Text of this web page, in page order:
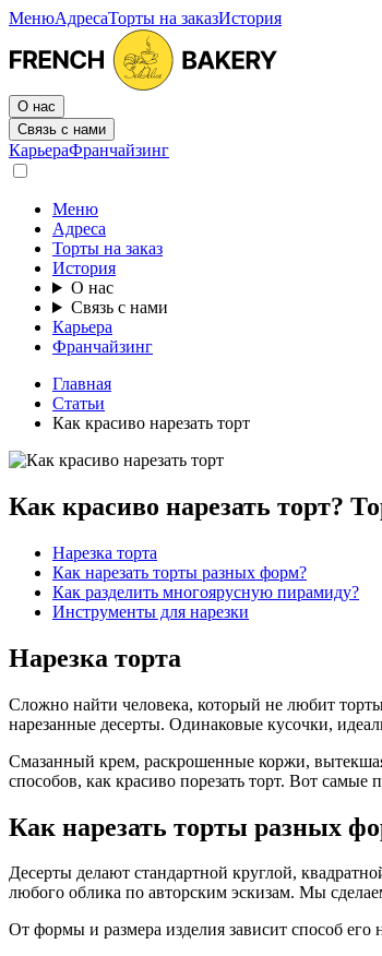
МенюАдресаТорты на заказИстория
О нас
Связь с нами
КарьераФранчайзинг
Меню
Адреса
Торты на заказ
История
О нас
Связь с нами
Карьера
Франчайзинг
Главная
Статьи
Как красиво нарезать торт
Как красиво нарезать торт?
Нарезка торта
Как нарезать торты разных форм?
Как разделить многоярусную пирамиду?
Инструменты для нарезки
Нарезка торта
Сложно найти человека, который не любит
нарезанные десерты. Одинаковые кусочки,
Смазанный крем, раскрошенные коржи,
способов, как красиво порезать торт. Вот самые
Как нарезать торты разных
Десерты делают стандартной круглой,
любого облика по авторским эскизам. Мы
От формы и размера изделия зависит способ его